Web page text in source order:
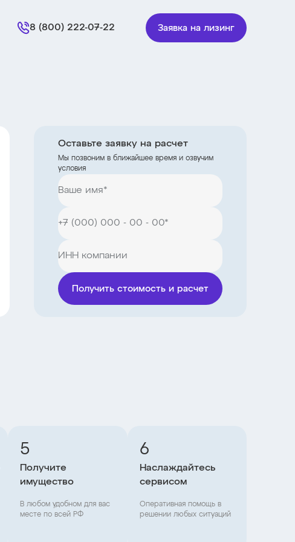
8 (800) 222-07-22 Заявка на лизинг
Оставьте заявку на расчет
Мы позвоним в ближайшее время и озвучим
условия
Получить стоимость и расчет
5
Получите
имущество
В любом удобном для вас
месте по всей РФ
6
Наслаждайтесь
сервисом
Оперативная помощь в
решении любых ситуаций